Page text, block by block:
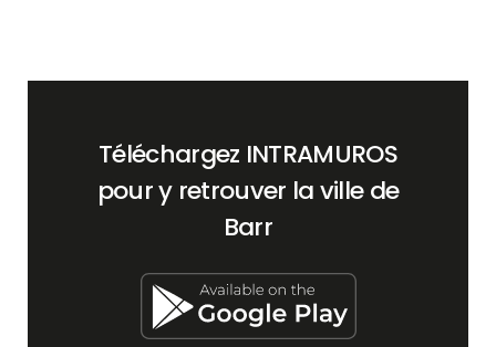
Téléchargez INTRAMUROS
pour y retrouver la ville de
Barr